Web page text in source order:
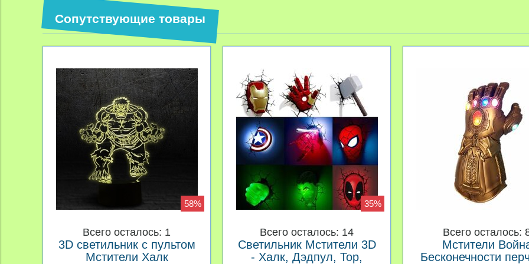
Сопутствующие товары
58%
Всего осталось: 1
3D светильник с пультом
Мстители Халк
35%
Всего осталось: 14
Светильник Мстители 3D
- Халк, Дэдпул, Тор,
Всего осталось:
Мстители
Бесконечности